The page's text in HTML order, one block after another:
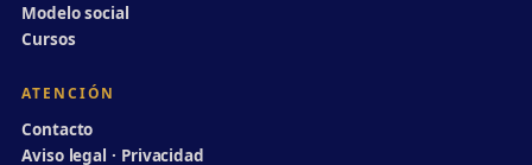
Modelo social
Cursos
ATENCIÓN
Contacto
Aviso legal · Privacidad